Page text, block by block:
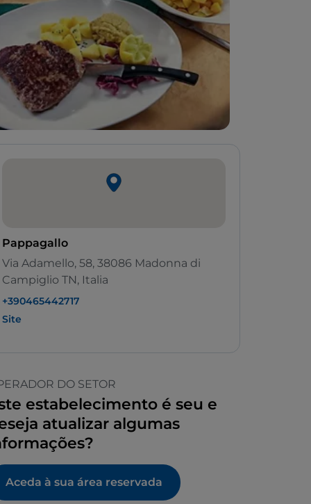
Pappagallo
Via Adamello, 58, 38086 Madonna di
Campiglio TN, Italia
+390465442717
Site
DO SETOR
estabelecimento é seu e
atualizar algumas
Aceda à sua área reservada